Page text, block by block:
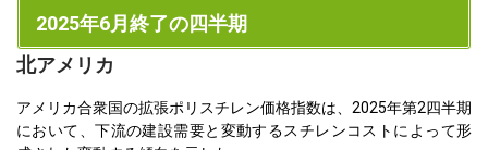
2025年6月終了の四半期
北アメリカ
アメリカ合衆国の拡張ポリスチレン価格指数は、2025年第2四半期
において、下流の建設需要と変動するスチレンコストによって形